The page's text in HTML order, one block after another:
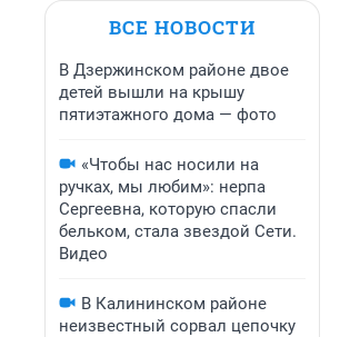
ВСЕ НОВОСТИ
В Дзержинском районе двое
детей вышли на крышу
пятиэтажного дома — фото
«Чтобы нас носили на
ручках, мы любим»: нерпа
Сергеевна, которую спасли
бельком, стала звездой Сети.
Видео
В Калининском районе
неизвестный сорвал цепочку